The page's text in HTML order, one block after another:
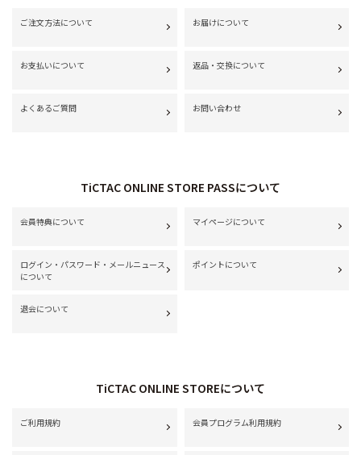
ご注文方法について お届けについて
お支払いについて 返品・交換について
よくあるご質問 お問い合わせ
TiCTAC ONLINE STORE PASSについて
会員特典について マイページについて
ログイン・パスワード・メールニュース
について
ポイントについて
退会について
TiCTAC ONLINE STOREについて
ご利用規約 会員プログラム利用規約